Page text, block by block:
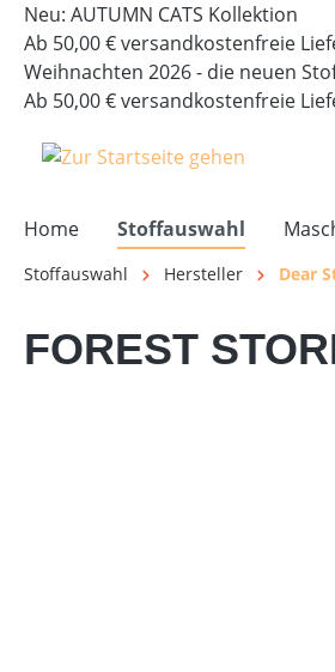
Zur Hauptnavigation
Neu: AUTUMN CATS Kollektion
Ab 50,00 € versandkostenfreie
Weihnachten 2026 - die neuen
Ab 50,00 € versandkostenfreie
Home Stoffauswahl
Stoffauswahl Hersteller Dear
FOREST